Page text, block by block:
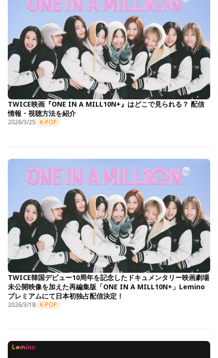
TWICE映画『ONE IN A MILL10N+』はどこで見られる？ 配信
情報・視聴方法を紹介
2026/3/25 K-POP
TWICE韓国デビュー10周年を記念したドキュメンタリー映画劇場
未公開映像を加えた再編集版「ONE IN A MILL10N+」Lemino
プレミアムにて日本初独占配信決定！
2026/3/18 K-POP